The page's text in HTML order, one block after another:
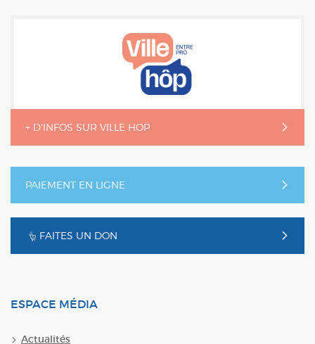
+ D'INFOS SUR VILLE HOP
PAIEMENT EN LIGNE
FAITES UN DON
ESPACE MÉDIA
Actualités